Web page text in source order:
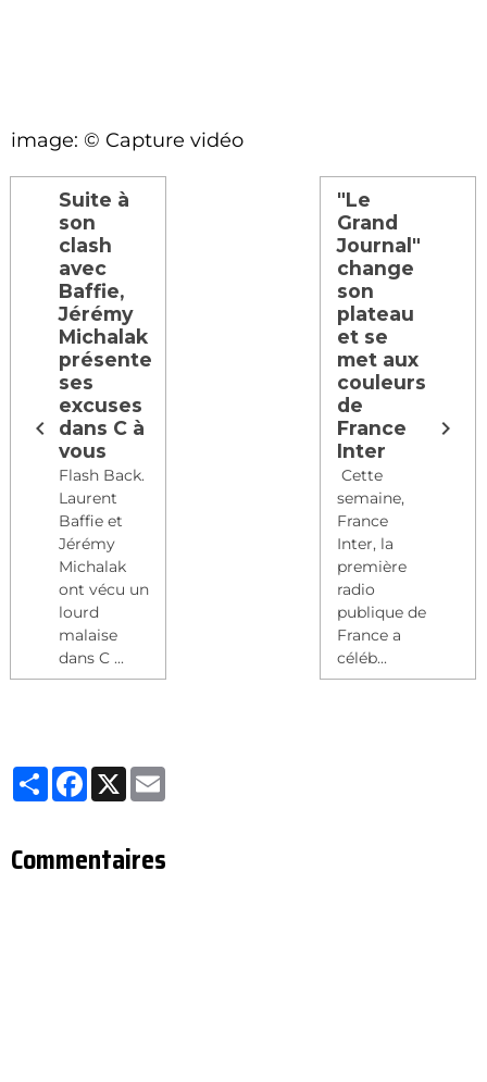
image: © Capture vidéo
Suite à
son
clash
avec
Baffie,
Jérémy
Michalak
présente
ses
excuses
dans C à
vous
Flash Back.
Laurent
Baffie et
Jérémy
Michalak
ont vécu un
lourd
malaise
dans C ...
"Le
Grand
Journal"
change
son
plateau
et se
met aux
couleurs
de
France
Inter
Cette
semaine,
France
Inter, la
première
radio
publique de
France a
céléb...
Partager
Facebook
X
Commentaires